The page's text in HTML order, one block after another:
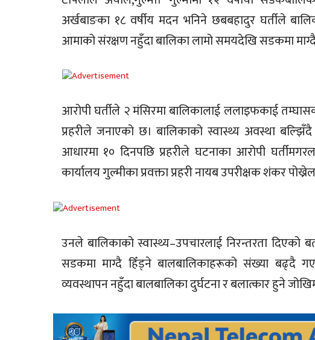
अर्खबाङका १८ वर्षीय मदन भनिने छबबहादुर घर्तीले
आमाको संरक्षण नहुँदा बालिका लामो समयदेखि सडकमा
आरोपी घर्तीले २ मंसिरमा बालिकालाई ललाइफकाई
प्रहरीले जनाएको छ। बालिकाको स्वास्थ्य अवस्था
आधारमा १० दिनपछि प्रहरीले घटनाका आरोपी
कार्यालय गुल्मीका प्रवक्ता प्रहरी नायब उपरीक्षक शंकर
उनले बालिकाको स्वास्थ्य–उपचारलाई निरन्तरता दिएको
सडकमा माग्दै हिँड्ने बालबालिकाहरूको संख्या बढ्दै
व्यवस्थापन नहुँदा बालबालिका दुर्घटना र बलात्कार हुने